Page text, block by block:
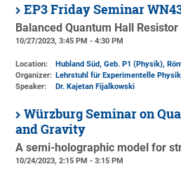
EP3 Friday Seminar
Balanced Quantum Hall Resistor
10/27/2023, 3:45 PM - 4:30 PM
Location: Hubland Süd, Geb. P1 (Physik),
Organizer: Lehrstuhl für Experimentelle Physik
Speaker:
Dr. Kajetan Fijalkowski
Würzburg Seminar on
and Gravity
A semi-holographic model for
10/24/2023, 2:15 PM - 3:15 PM